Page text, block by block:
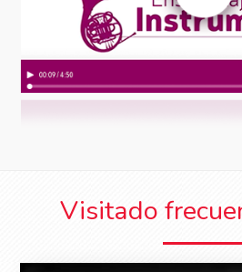
Visitado